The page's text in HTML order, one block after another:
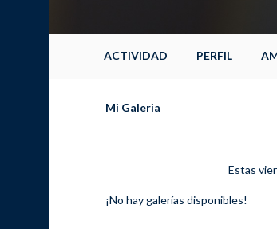
ACTIVIDAD PERFIL
Mi Galeria
Estas
¡No hay galerías disponibles!